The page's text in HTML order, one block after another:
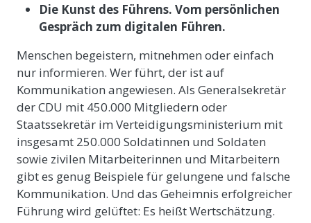
Die Kunst des Führens. Vom persönlichen
Gespräch zum digitalen Führen.
Menschen begeistern, mitnehmen oder einfach
nur informieren. Wer führt, der ist auf
Kommunikation angewiesen. Als Generalsekretär
der CDU mit 450.000 Mitgliedern oder
Staatssekretär im Verteidigungsministerium mit
insgesamt 250.000 Soldatinnen und Soldaten
sowie zivilen Mitarbeiterinnen und Mitarbeitern
gibt es genug Beispiele für gelungene und falsche
Kommunikation. Und das Geheimnis erfolgreicher
Führung wird gelüftet: Es heißt Wertschätzung.